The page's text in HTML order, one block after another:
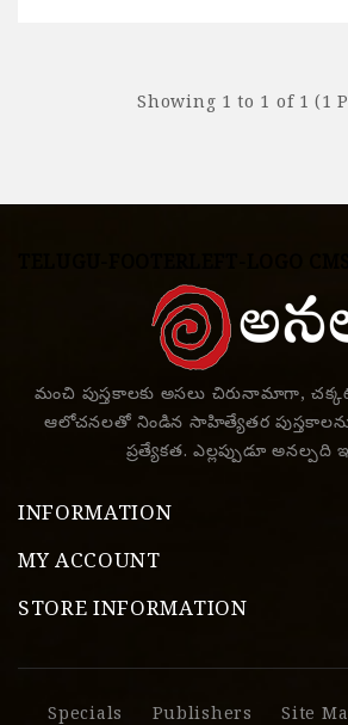
Showing 1 to 1 of 1 (1
మంచి పుస్తకాలకు అసలు చిరునామాగా,
ఆలోచనలతో నిండిన సాహిత్యేతర
ప్రత్యేకత. ఎల్లప్పుడూ
INFORMATION
MY ACCOUNT
STORE INFORMATION
Specials Publishers Site